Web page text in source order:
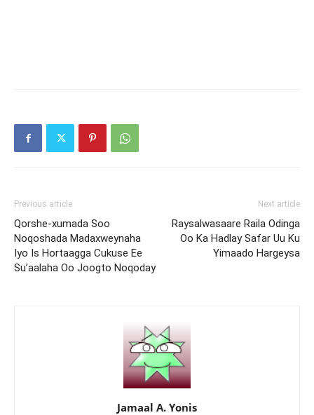
Previous article
Qorshe-xumada Soo
Noqoshada Madaxweynaha
Iyo Is Hortaagga Cukuse Ee
Su’aalaha Oo Joogto Noqoday
Next article
Raysalwasaare Raila Odinga
Oo Ka Hadlay Safar Uu Ku
Yimaado Hargeysa
Jamaal A. Yonis